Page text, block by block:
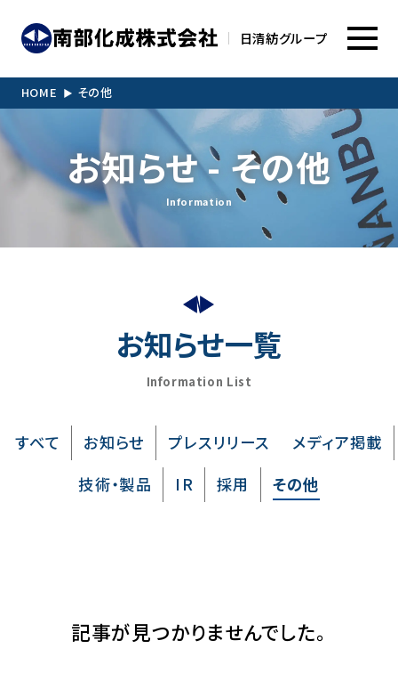
日清紡グループ
HOME その他
お知らせ- その他
Information
お知らせ一覧
Information List
すべて お知らせ プレスリリース
メディア掲載
技術・製品
IR 採用 その他
記事が見つかりませんでした。